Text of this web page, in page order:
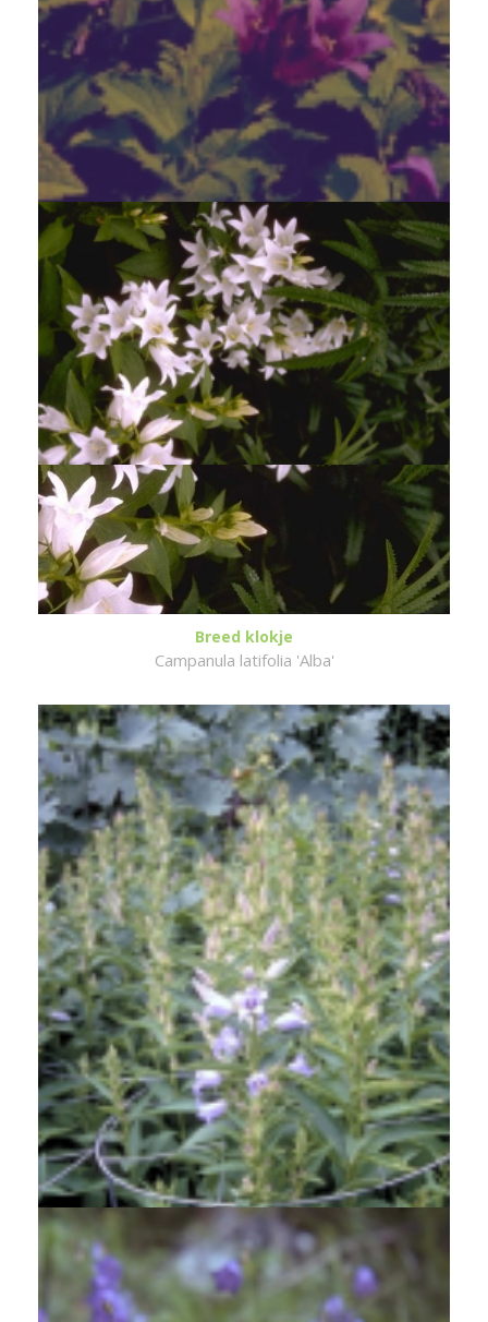
Breed klokje
Campanula latifolia var. macrantha
Breed klokje
Campanula latifolia 'Alba'
Breedbladig klokje
Campanula latifolia 'Gloaming'